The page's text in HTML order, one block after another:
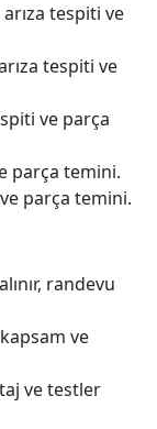
tespiti ve
tespiti ve
ve parça
parça temini.
parça temini.
randevu
ve
ve testler